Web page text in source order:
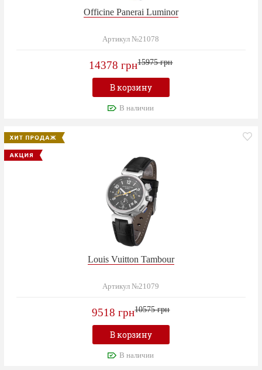
Officine Panerai Luminor
Артикул №21078
14378 грн15975 грн
В корзину
В наличии
Louis Vuitton Tambour
Артикул №21079
9518 грн10575 грн
В корзину
В наличии